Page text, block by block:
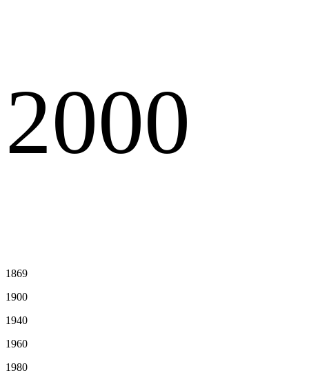
2000
1869
1900
1940
1960
1980